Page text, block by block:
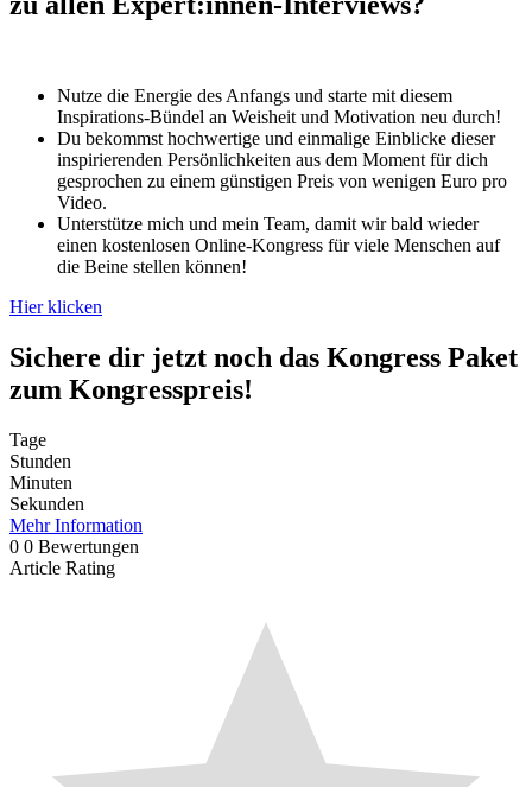
Nutze die Energie des Anfangs und starte mit diesem
Inspirations-Bündel an Weisheit und Motivation neu durch!
Du bekommst hochwertige und einmalige Einblicke dieser
inspirierenden Persönlichkeiten aus dem Moment für dich
gesprochen zu einem günstigen Preis von wenigen Euro pro
Video.
Unterstütze mich und mein Team, damit wir bald wieder
einen kostenlosen Online-Kongress für viele Menschen auf
die Beine stellen können!
Hier klicken
Sichere dir jetzt noch das Kongress Paket
zum Kongresspreis!
Tage
Stunden
Minuten
Sekunden
Mehr Information
0 0 Bewertungen
Article Rating